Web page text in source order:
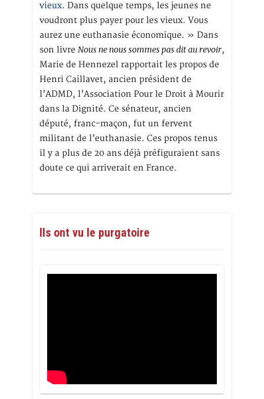
vieux. Dans quelque temps, les jeunes ne
voudront plus payer pour les vieux. Vous
aurez une euthanasie économique. » Dans
son livre Nous ne nous sommes pas dit au revoir,
Marie de Hennezel rapportait les propos de
Henri Caillavet, ancien président de
l’ADMD, l’Association Pour le Droit à Mourir
dans la Dignité. Ce sénateur, ancien
député, franc-maçon, fut un fervent
militant de l’euthanasie. Ces propos tenus
il y a plus de 20 ans déjà préfiguraient sans
doute ce qui arriverait en France.
Ils ont vu le purgatoire